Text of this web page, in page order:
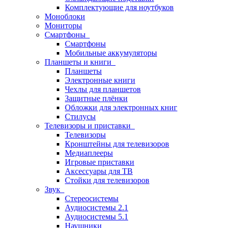
Комплектующие для ноутбуков
Моноблоки
Мониторы
Смартфоны
Смартфоны
Мобильные аккумуляторы
Планшеты и книги
Планшеты
Электронные книги
Чехлы для планшетов
Защитные плёнки
Обложки для электронных книг
Стилусы
Телевизоры и приставки
Телевизоры
Кронштейны для телевизоров
Медиаплееры
Игровые приставки
Аксессуары для ТВ
Стойки для телевизоров
Звук
Стереосистемы
Аудиосистемы 2.1
Аудиосистемы 5.1
Наушники